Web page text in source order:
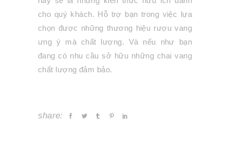
cho quý khách. Hỗ trợ bạn trong việc lựa
chọn được những thương hiệu rượu vang
ưng ý mà chất lượng. Và nếu như bạn
đang có nhu cầu sở hữu những chai vang
chất lượng đảm bảo.
share: